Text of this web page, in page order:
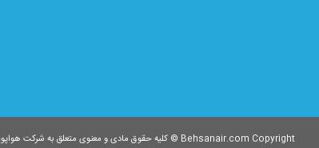
Behsanair.com Copyright © کلیه حقوق مادی و معنوی متعلق به شرکت هواپویان بهسان ایرانیان می باشد.